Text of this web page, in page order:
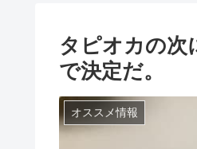
タピオカの次
で決定だ。
オススメ情報